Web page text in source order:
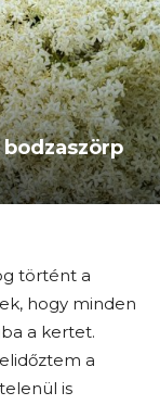
történt a
hogy minden
a kertet.
a
is